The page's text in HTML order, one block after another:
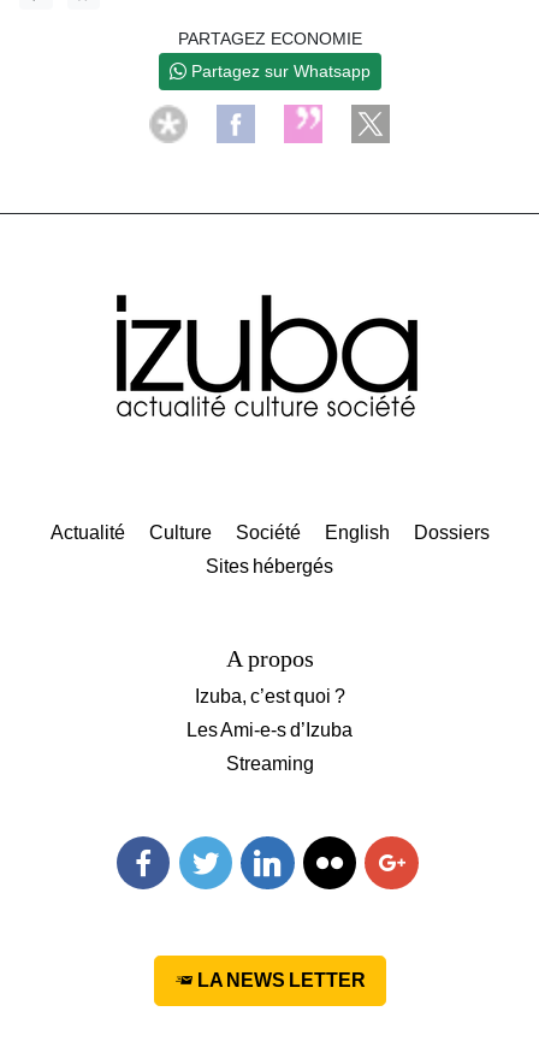
PARTAGEZ ECONOMIE
Partagez sur Whatsapp
Actualité Culture Société English
Dossiers
Sites hébergés
A propos
Izuba, c’est quoi ?
Les Ami-e-s d’Izuba
Streaming
LA NEWS LETTER